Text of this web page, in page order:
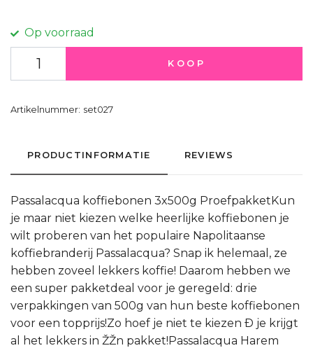
Op voorraad
KOOP
Artikelnummer: set027
PRODUCTINFORMATIE REVIEWS
Passalacqua koffiebonen 3x500g ProefpakketKun
je maar niet kiezen welke heerlijke koffiebonen je
wilt proberen van het populaire Napolitaanse
koffiebranderij Passalacqua? Snap ik helemaal, ze
hebben zoveel lekkers koffie! Daarom hebben we
een super pakketdeal voor je geregeld: drie
verpakkingen van 500g van hun beste koffiebonen
voor een topprijs!Zo hoef je niet te kiezen Ð je krijgt
al het lekkers in ŽŽn pakket!Passalacqua Harem